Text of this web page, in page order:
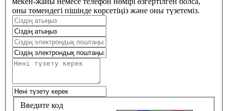
оны төмендегі пішінде көрсетіңіз және оны түзетеміз.
Введите код